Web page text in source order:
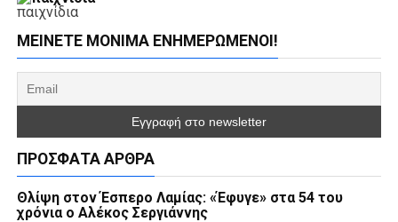
παιχνίδια
ΜΕΊΝΕΤΕ ΜΌΝΙΜΑ ΕΝΗΜΕΡΏΜΕΝΟΙ!
ΠΡΌΣΦΑΤΑ ΆΡΘΡΑ
Θλίψη στον Έσπερο Λαμίας: «Έφυγε» στα 54 του
χρόνια ο Αλέκος Σεργιάννης